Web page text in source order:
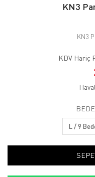
KN3
KN3
KDV Hariç
L / 9